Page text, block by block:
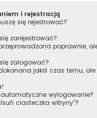
i rejestracją
się rejestrować?
zarejestrować?
poprawnie,
zalogować?
jakiś czas temu,
wylogowanie?
ciasteczka witryny”?